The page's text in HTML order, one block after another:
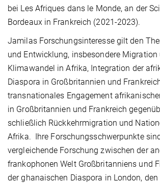
bei Les Afriques dans le Monde, an der
Bordeaux in Frankreich (2021-2023).
Jamilas Forschungsinteresse gilt den
und Entwicklung, insbesondere Migration
Klimawandel in Afrika, Integration der
Diaspora in Großbritannien und
transnationales Engagement
in Großbritannien und Frankreich
schließlich Rückkehrmigration und
Afrika. Ihre Forschungsschwerpunkte
vergleichende Forschung zwischen der
frankophonen Welt Großbritanniens und
der ghanaischen Diaspora in London,